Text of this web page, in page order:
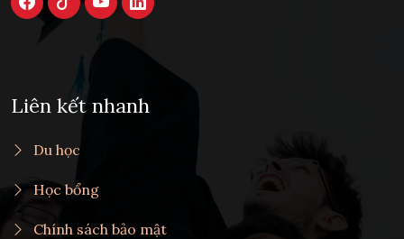
Liên kết nhanh
Du học
Học bổng
Chính sách bảo mật